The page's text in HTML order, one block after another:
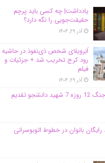
یادداشت| ‌چه کسی باید پرچم
حقیقت‌جویی را نگه دارد؟
آذر ۲۹, ۱۴۰۴
اَبَر‌ویلای شخص ذی‌نفوذ در حاشیه‌
رود کرج تخریب شد + جزئیات و
فیلم
آذر ۲۹, ۱۴۰۴
استان البرز در جنگ 12 روزه 7 شهید دانشجو تقدیم
رایگان بانوان در خطوط اتوبوسرانی